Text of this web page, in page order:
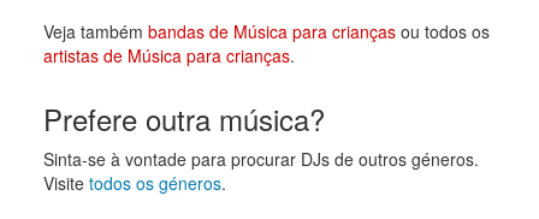
Veja também bandas de Música para criançasou todos os
artistas de Música para crianças.
Prefere outra música?
Sinta-se à vontade para procurar DJs de outros géneros.
Visite todos os géneros.